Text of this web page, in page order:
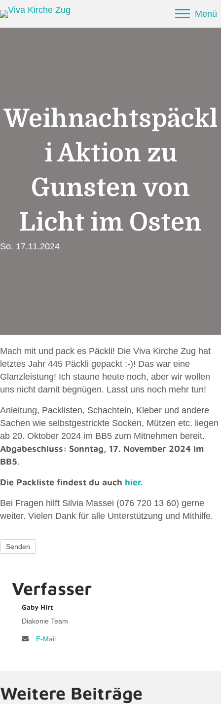
Menü
Weihnachtspäckl
i Aktion zu
Gunsten von
Licht im Osten
So. 17.11.2024
Mach mit und pack es Päckli! Die Viva Kirche Zug hat
letztes Jahr 445 Päckli gepackt :-)! Das war eine
Glanzleistung! Ich staune heute noch, aber wir wollen
uns nicht damit begnügen. Lasst uns noch mehr tun!
Anleitung, Packlisten, Schachteln, Kleber und andere
Sachen wie selbstgestrickte Socken, Mützen etc. liegen
ab 20. Oktober 2024 im BB5 zum Mitnehmen bereit.
Abgabeschluss: Sonntag, 17. November 2024 im
BB5.
Die Packliste findest du auch hier.
Bei Fragen hilft Silvia Massei (076 720 13 60) gerne
weiter. Vielen Dank für alle Unterstützung und Mithilfe.
Senden
Verfasser
Gaby Hirt
Diakonie Team
E-Mail
Weitere Beiträge